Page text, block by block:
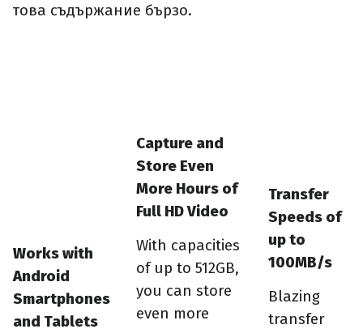
това съдържание бързо.
Works with
Android
Smartphones
and Tablets
Capture and
Store Even
More Hours of
Full HD Video
With capacities
of up to 512GB,
you can store
even more
Transfer
Speeds of
up to
100MB/s
Blazing
transfer